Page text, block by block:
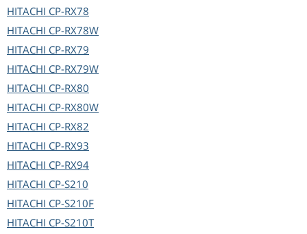
HITACHI CP-RX78
HITACHI CP-RX78W
HITACHI CP-RX79
HITACHI CP-RX79W
HITACHI CP-RX80
HITACHI CP-RX80W
HITACHI CP-RX82
HITACHI CP-RX93
HITACHI CP-RX94
HITACHI CP-S210
HITACHI CP-S210F
HITACHI CP-S210T